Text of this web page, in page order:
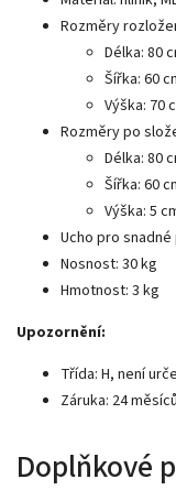
Rozměry
Délka: 80
Šířka: 60
Výška: 70
Rozměry po
Délka: 80
Šířka: 60
Výška: 5
Ucho pro
Nosnost: 30 kg
Hmotnost: 3 kg
Upozornění:
Třída: H, není
Záruka: 24 měsíců
Doplňkové